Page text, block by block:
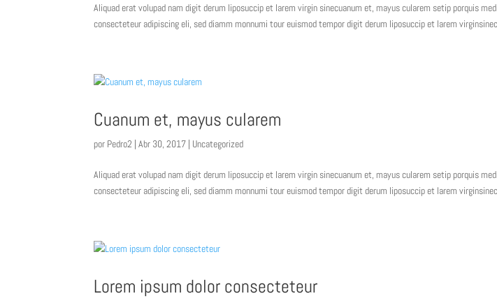
Aliquad erat volupad nam digit derum liposuccip et larem virgin sinecuanum et, mayus cularem setip porquis
consecteteur adipiscing eli, sed diamm monnumi tour euismod tempor digit derum liposuccip et larem
Cuanum et, mayus cularem
por Pedro2 | Abr 30, 2017 | Uncategorized
Aliquad erat volupad nam digit derum liposuccip et larem virgin sinecuanum et, mayus cularem setip porquis
consecteteur adipiscing eli, sed diamm monnumi tour euismod tempor digit derum liposuccip et larem
Lorem ipsum dolor consecteteur